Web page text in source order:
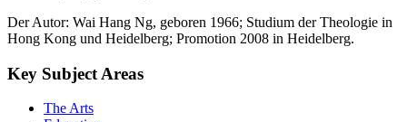
Der Autor: Wai Hang Ng, geboren 1966; Studium der Theologie in
Hong Kong und Heidelberg; Promotion 2008 in Heidelberg.
Key Subject Areas
The Arts